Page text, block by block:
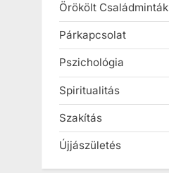
Örökölt Családminták
Párkapcsolat
Pszichológia
Spiritualitás
Szakítás
Újjászületés